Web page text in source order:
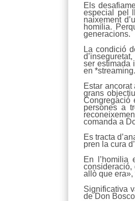
Els
especial pel
naixement
homilia.
generacions.
La condició
ser estimada
en *streaming.
Estar
grans
Congregació
persones a
comanda a
Es tracta
pren la cura
En
consideració,
allò que era»,
Significativa
de Don